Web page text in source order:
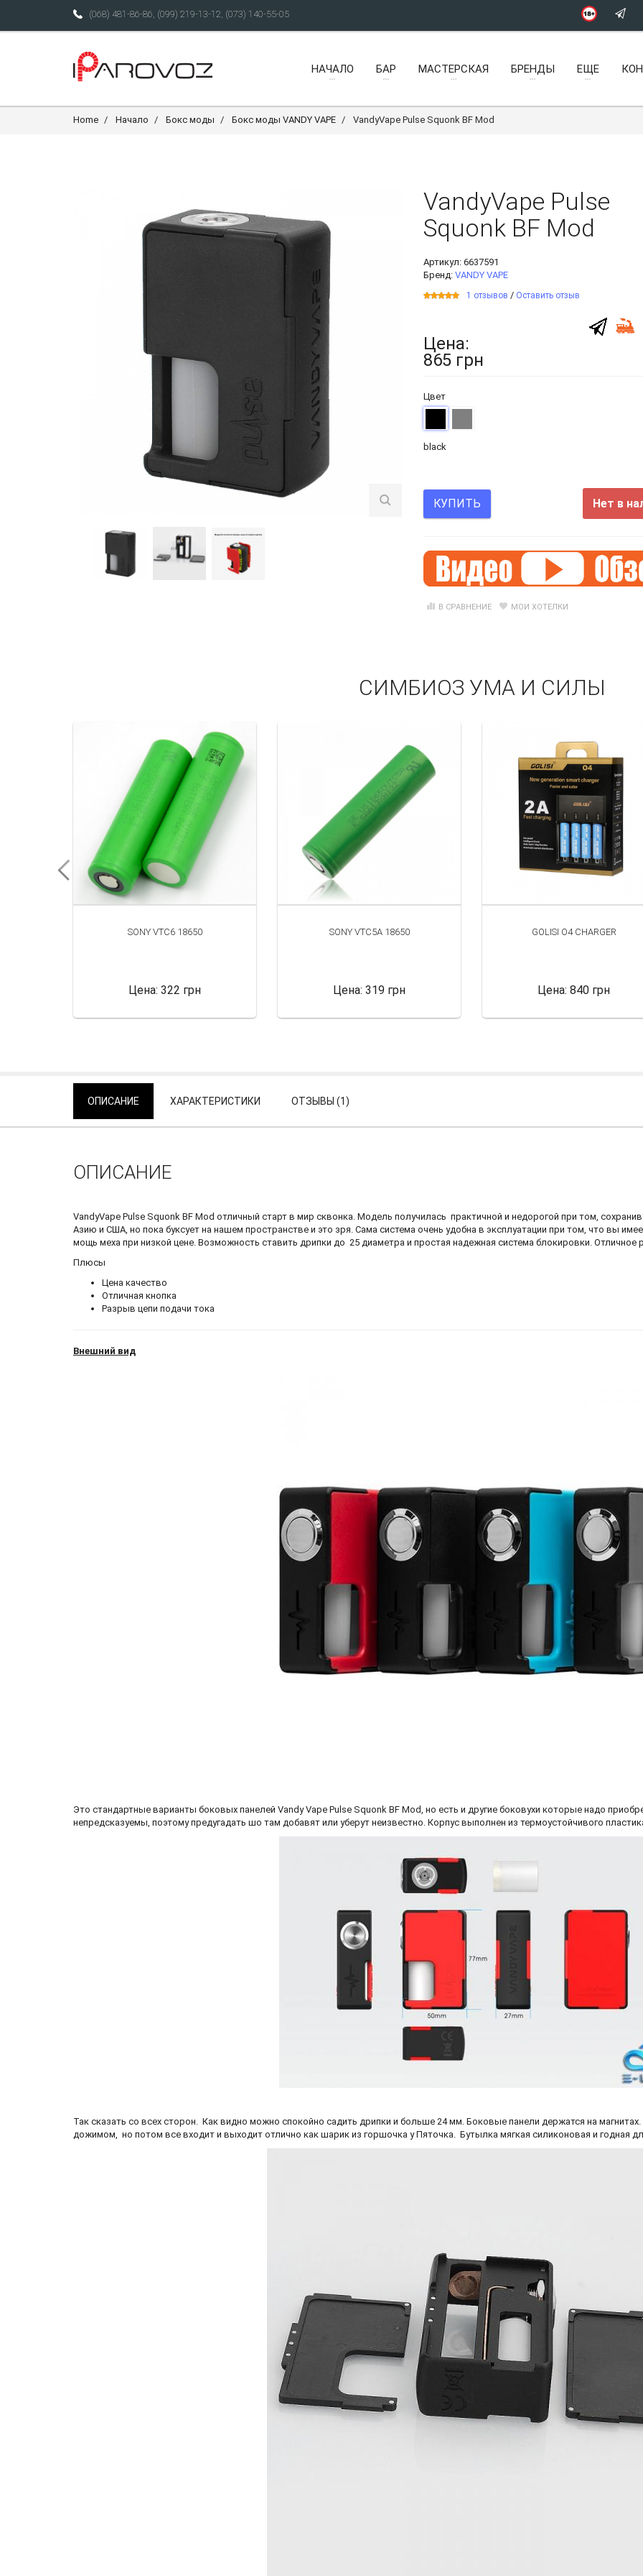
(068) 481-86-86, (099) 219-13-12, (073) 140-55-05
НАЧАЛО БАР МАСТЕРСКАЯ БРЕНДЫ ЕЩЕ
Home Начало Бокс моды Бокс моды VANDY VAPE VandyVape Pulse Squonk BF Mod
VandyVape Pulse
Squonk BF Mod
Артикул: 6637591
Бренд: VANDY VAPE
1 отзывов / Оставить отзыв
Цена:
865 грн
Цвет
black
КУПИТЬ Нет в
В СРАВНЕНИЕ МОИ ХОТЕЛКИ
СИМБИОЗ УМА И СИЛЫ
SONY VTC6 18650
Цена: 322 грн
SONY VTC5A 18650
Цена: 319 грн
GOLISI O4 CHARGER
Цена: 840 грн
ОПИСАНИЕ ХАРАКТЕРИСТИКИ ОТЗЫВЫ (1)
ОПИСАНИЕ
VandyVape Pulse Squonk BF Mod отличный старт в мир сквонка. Модель получилась практичной и недорогой при том,
Азию и США, но пока буксует на нашем пространстве и это зря. Сама система очень удобна в эксплуатации при том, что вы
мощь меха при низкой цене. Возможность ставить дрипки до 25 диаметра и простая надежная система блокировки. Отличное
Плюсы
Цена качество
Отличная кнопка
Разрыв цепи подачи тока
Внешний вид
Это стандартные варианты боковых панелей Vandy Vape Pulse Squonk BF Mod, но есть и другие боковухи которые надо
непредсказуемы, поэтому предугадать шо там добавят или уберут неизвестно. Корпус выполнен из термоустойчивого
Так сказать со всех сторон. Как видно можно спокойно садить дрипки и больше 24 мм. Боковые панели держатся на
дожимом, но потом все входит и выходит отлично как шарик из горшочка у Пяточка. Бутылка мягкая силиконовая и годная